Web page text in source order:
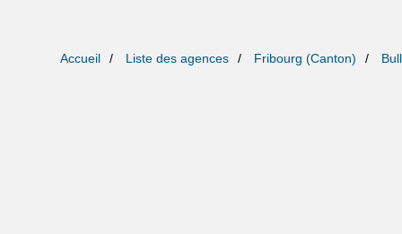
Accueil Liste des agences Fribourg (Canton)